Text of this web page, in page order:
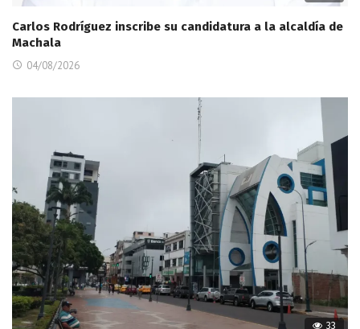
Carlos Rodríguez inscribe su candidatura a la alcaldía de
Machala
04/08/2026
33